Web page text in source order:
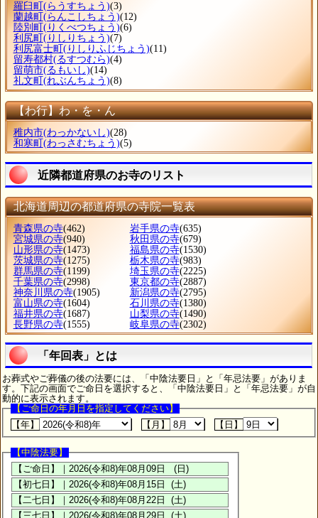
羅臼町 (らうすちょう)(3)
蘭越町 (らんこしちょう)(12)
陸別町 (りくべつちょう)(6)
利尻町 (りしりちょう)(7)
利尻富士町 (りしりふじちょう)(11)
留寿都村(るすつむら)(4)
留萌市(るもいし)(14)
礼文町 (れぶんちょう)(8)
【わ行】わ・を・ん
稚内市(わっかないし)(28)
和寒町 (わっさむちょう)(5)
近隣都道府県のお寺のリスト
北海道周辺の都道府県の寺院一覧表
青森県の寺(462) 岩手県の寺(635)
宮城県の寺(940) 秋田県の寺(679)
山形県の寺(1473) 福島県の寺(1530)
茨城県の寺(1275) 栃木県の寺(983)
群馬県の寺(1199) 埼玉県の寺(2225)
千葉県の寺(2998) 東京都の寺(2887)
神奈川県の寺(1905) 新潟県の寺(2795)
富山県の寺(1604) 石川県の寺(1380)
福井県の寺(1687) 山梨県の寺(1490)
長野県の寺(1555) 岐阜県の寺(2302)
「年回表」とは
お葬式やご葬儀の後の法要には、「中陰法要日」と「年忌法要」がありま
す。下記の画面でご命日を選択すると、「中陰法要日」と「年忌法要」が自
動的に表示されます。
【ご命日の年月日を指定してください】
【年】
【月】 【日】
【中陰法要】